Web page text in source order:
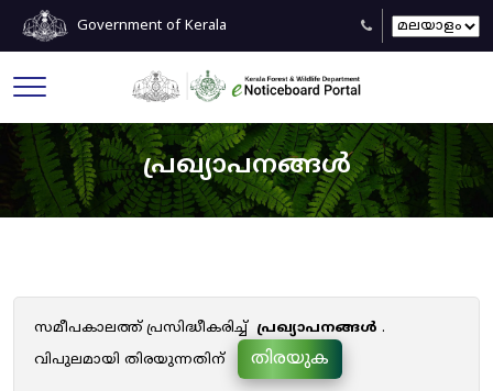
Government of Kerala
പ്രഖ്യാപനങ്ങൾ
സമീപകാലത്ത് പ്രസിദ്ധീകരിച്ച് പ്രഖ്യാപനങ്ങൾ .
വിപുലമായി തിരയുന്നതിന്
തിരയുക